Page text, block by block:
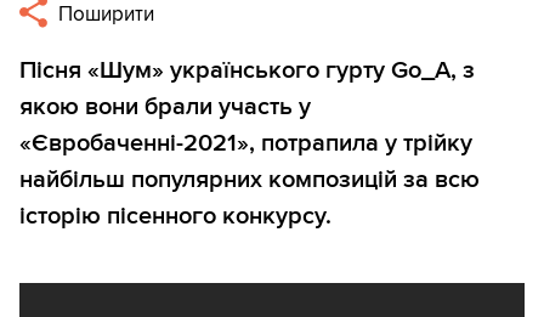
Поширити
Пісня «Шум» українського гурту Go_A, з
якою вони брали участь у
«Євробаченні-2021», потрапила у трійку
найбільш популярних композицій за всю
історію пісенного конкурсу.